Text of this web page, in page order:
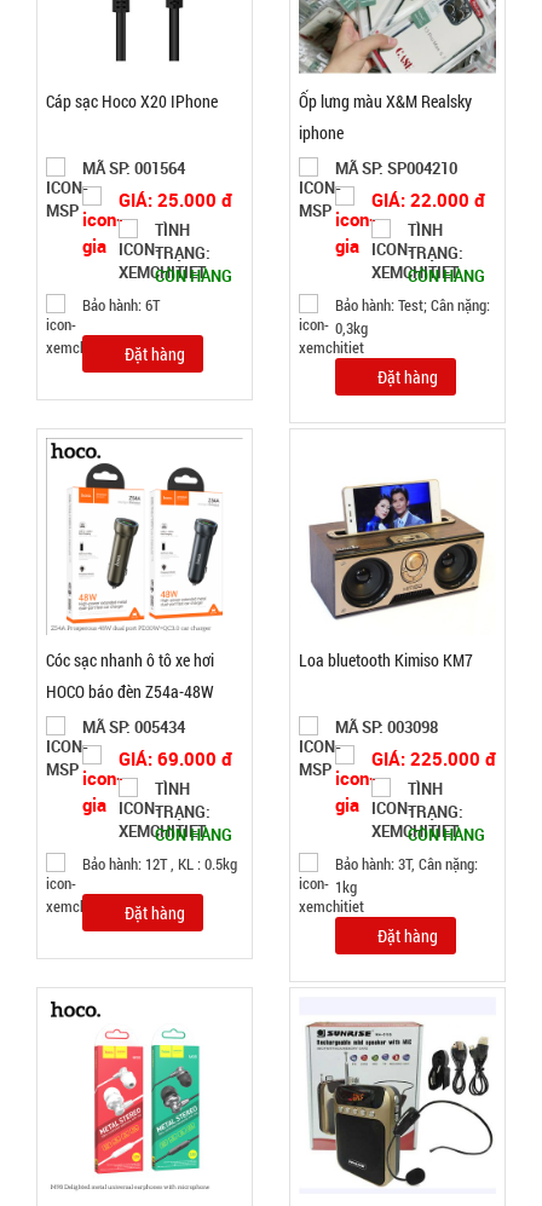
chống trộm
cửa
MÃ
SP:
11.500 đ
TRẠNG:
CÒN HÀNG
Đặt
Găng tay
nilon rẻ (
MÃ
005066
GIÁ:
5.900 đ
TÌNH
TRẠNG:
CÒN HÀNG
Bảo
Cân nặng :
0.3kg
Đặt
hàng
Cáp sạc Hoco X20 IPhone
MÃ SP: 001564
GIÁ: 25.000 đ
TÌNH
TRẠNG:
CÒN HÀNG
Bảo hành: 6T
Đặt hàng
Ốp lưng màu X&M Realsky
iphone
MÃ SP: SP004210
GIÁ: 22.000 đ
TÌNH
TRẠNG:
CÒN HÀNG
Bảo hành: Test; Cân nặng:
0,3kg
Đặt hàng
Cóc sạc nhanh ô tô xe hơi
HOCO báo đèn Z54a-48W
MÃ SP: 005434
GIÁ: 69.000 đ
TÌNH
TRẠNG:
CÒN HÀNG
Bảo hành: 12T , KL : 0.5kg
Đặt hàng
Loa bluetooth Kimiso KM7
MÃ SP: 003098
GIÁ: 225.000 đ
TÌNH
TRẠNG:
CÒN HÀNG
Bảo hành: 3T, Cân nặng:
1kg
Đặt hàng